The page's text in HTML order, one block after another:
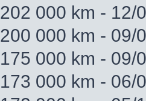
202 000 km - 12/
200 000 km - 09/
175 000 km - 09/
173 000 km - 06/